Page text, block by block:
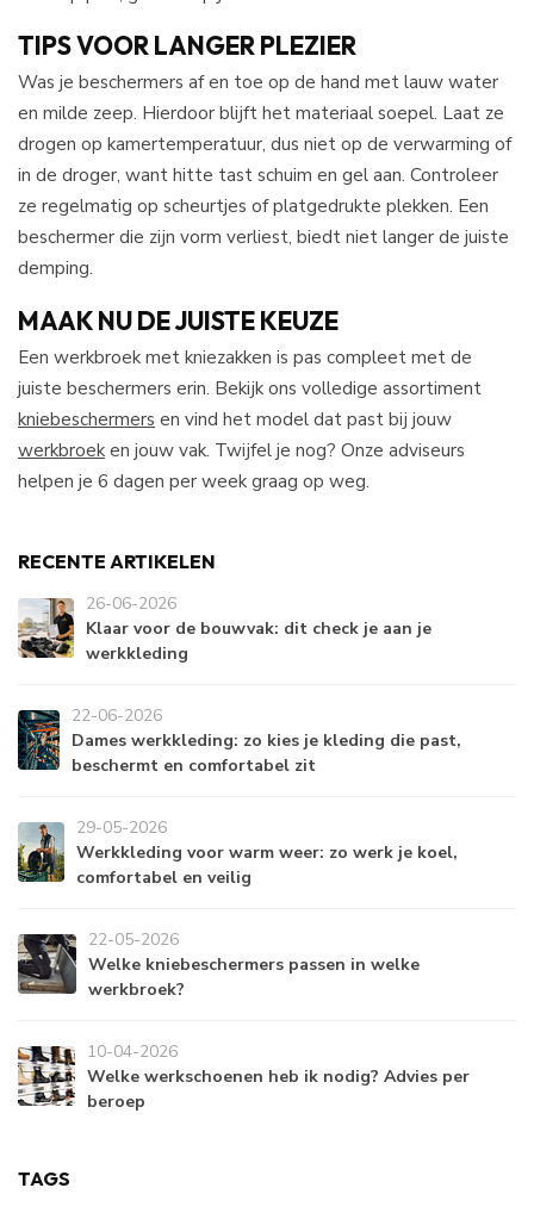
TIPS VOOR LANGER PLEZIER
Was je beschermers af en toe op de hand met lauw water
en milde zeep. Hierdoor blijft het materiaal soepel. Laat ze
drogen op kamertemperatuur, dus niet op de verwarming of
in de droger, want hitte tast schuim en gel aan. Controleer
ze regelmatig op scheurtjes of platgedrukte plekken. Een
beschermer die zijn vorm verliest, biedt niet langer de juiste
demping.
MAAK NU DE JUISTE KEUZE
Een werkbroek met kniezakken is pas compleet met de
juiste beschermers erin. Bekijk ons volledige assortiment
kniebeschermers en vind het model dat past bij jouw
werkbroeken jouw vak. Twijfel je nog? Onze adviseurs
helpen je 6 dagen per week graag op weg.
RECENTE ARTIKELEN
26-06-2026
Klaar voor de bouwvak: dit check je aan je
werkkleding
22-06-2026
Dames werkkleding: zo kies je kleding die past,
beschermt en comfortabel zit
29-05-2026
Werkkleding voor warm weer: zo werk je koel,
comfortabel en veilig
22-05-2026
Welke kniebeschermers passen in welke
werkbroek?
10-04-2026
Welke werkschoenen heb ik nodig? Advies per
beroep
TAGS